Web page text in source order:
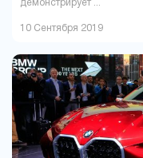
демонстрирует ...
10 Сентября 2019